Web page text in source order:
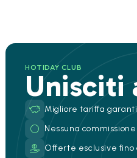
HOTIDAY CLUB
Unisciti
Migliore tariffa
Nessuna commissione
Offerte esclusive fino